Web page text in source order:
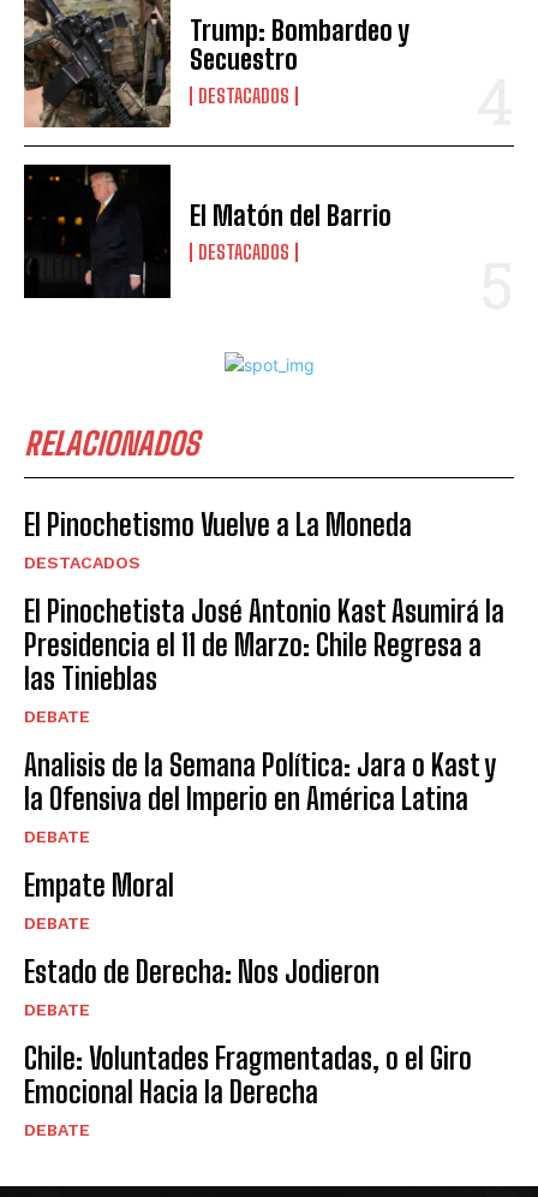
Trump: Bombardeo y
Secuestro
DESTACADOS
El Matón del Barrio
DESTACADOS
RELACIONADOS
El Pinochetismo Vuelve a La Moneda
DESTACADOS
El Pinochetista José Antonio Kast Asumirá la
Presidencia el 11 de Marzo: Chile Regresa a
las Tinieblas
DEBATE
Analisis de la Semana Política: Jara o Kast y
la Ofensiva del Imperio en América Latina
DEBATE
Empate Moral
DEBATE
Estado de Derecha: Nos Jodieron
DEBATE
Chile: Voluntades Fragmentadas, o el Giro
Emocional Hacia la Derecha
DEBATE